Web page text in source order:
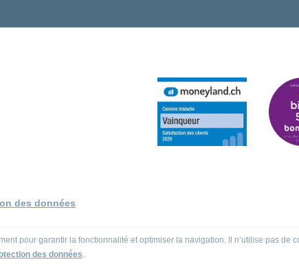
pour garantir la fonctionnalité et optimiser la navigation. Il n’utilise pas
des données.
des données